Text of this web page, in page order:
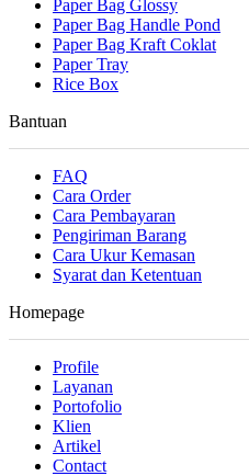
Paper Bag Glossy
Paper Bag Handle Pond
Paper Bag Kraft Coklat
Paper Tray
Rice Box
Bantuan
FAQ
Cara Order
Cara Pembayaran
Pengiriman Barang
Cara Ukur Kemasan
Syarat dan Ketentuan
Homepage
Profile
Layanan
Portofolio
Klien
Artikel
Contact